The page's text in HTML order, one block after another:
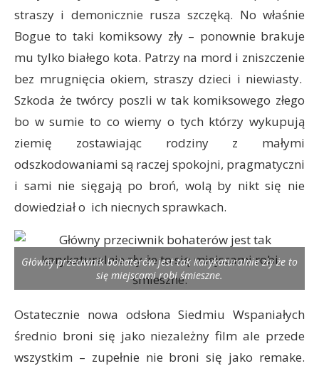
straszy i demonicznie rusza szczęką. No właśnie
Bogue to taki komiksowy zły – ponownie brakuje
mu tylko białego kota. Patrzy na mord i zniszczenie
bez mrugnięcia okiem, straszy dzieci i niewiasty.
Szkoda że twórcy poszli w tak komiksowego złego
bo w sumie to co wiemy o tych którzy wykupują
ziemię zostawiając rodziny z małymi
odszkodowaniami są raczej spokojni, pragmatyczni
i sami nie sięgają po broń, wolą by nikt się nie
dowiedział o ich niecnych sprawkach.
Główny przeciwnik bohaterów jest tak karykaturalnie zły że to
się miejscami robi śmieszne.
Ostatecznie nowa odsłona Siedmiu Wspaniałych
średnio broni się jako niezależny film ale przede
wszystkim – zupełnie nie broni się jako remake.